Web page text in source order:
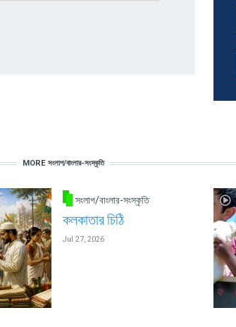
MORE সংলাপ/বাংলার-সংস্কৃতি
সংলাপ/বাংলার-সংস্কৃতি
কলকাতার চিঠি
Jul 27, 2026